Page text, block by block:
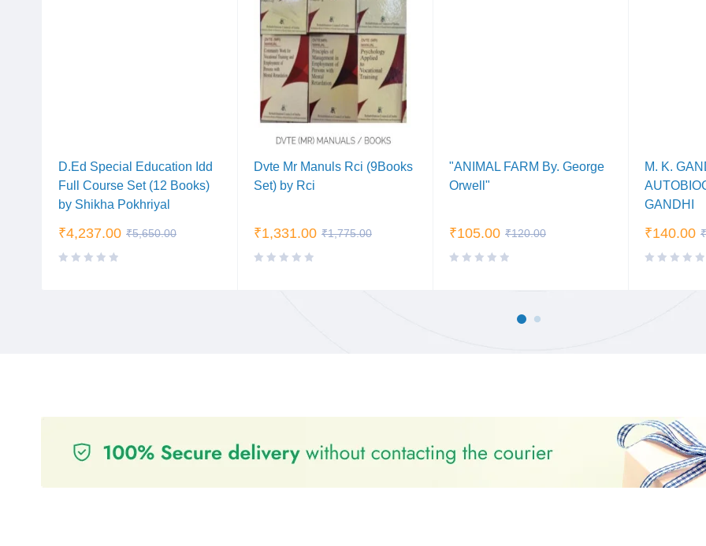
D.Ed Special Education Idd
Full Course Set (12 Books)
by Shikha Pokhriyal
₹5,650.00
₹4,237.00
Dvte Mr Manuls Rci (9Books
Set) by Rci
₹1,775.00
₹1,331.00
"ANIMAL FARM By. George
Orwell"
₹120.00
₹105.00
M. K.
GANDHI
₹
₹140.00